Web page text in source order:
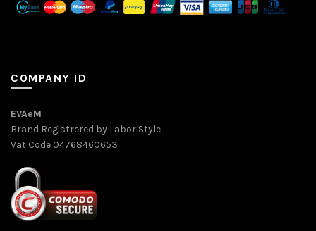
COMPANY ID
EVAeM
Brand Registrered by Labor Style
Vat Code 04768460653